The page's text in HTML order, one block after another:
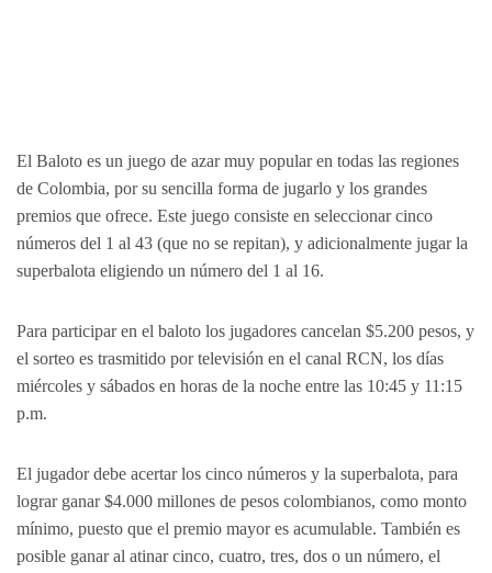
El Baloto es un juego de azar muy popular en todas las regiones
de Colombia, por su sencilla forma de jugarlo y los grandes
premios que ofrece. Este juego consiste en seleccionar cinco
números del 1 al 43 (que no se repitan), y adicionalmente jugar la
superbalota eligiendo un número del 1 al 16.
Para participar en el baloto los jugadores cancelan $5.200 pesos, y
el sorteo es trasmitido por televisión en el canal RCN, los días
miércoles y sábados en horas de la noche entre las 10:45 y 11:15
p.m.
El jugador debe acertar los cinco números y la superbalota, para
lograr ganar $4.000 millones de pesos colombianos, como monto
mínimo, puesto que el premio mayor es acumulable. También es
posible ganar al atinar cinco, cuatro, tres, dos o un número, el